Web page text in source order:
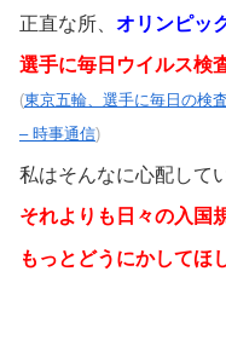
正直な所、 オリンピッ
選手に毎日ウイルス検
(東京五輪、選手に毎日の検
– 時事通信)
私はそんなに心配して
それよりも日々の入国
もっとどうにかしてほ